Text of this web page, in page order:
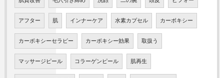
アフター 肌 インナーケア 水素カプセル カーボキシー
カーボキシーセラピー カーボキシー効果 取扱う
マッサージピール コラーゲンピール 肌再生